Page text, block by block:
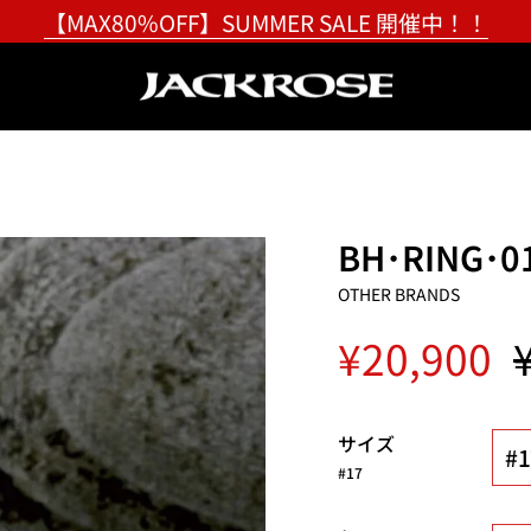
【MAX80%OFF】SUMMER SALE 開催中！！
BH･RING･
OTHER BRANDS
¥20,900
サイズ
#17